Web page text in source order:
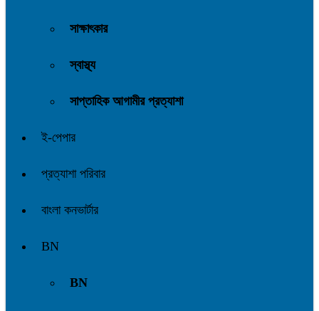
সাক্ষাৎকার
স্বাস্থ্য
সাপ্তাহিক আগামীর প্রত্যাশা
ই-পেপার
প্রত্যাশা পরিবার
বাংলা কনভার্টার
BN
BN